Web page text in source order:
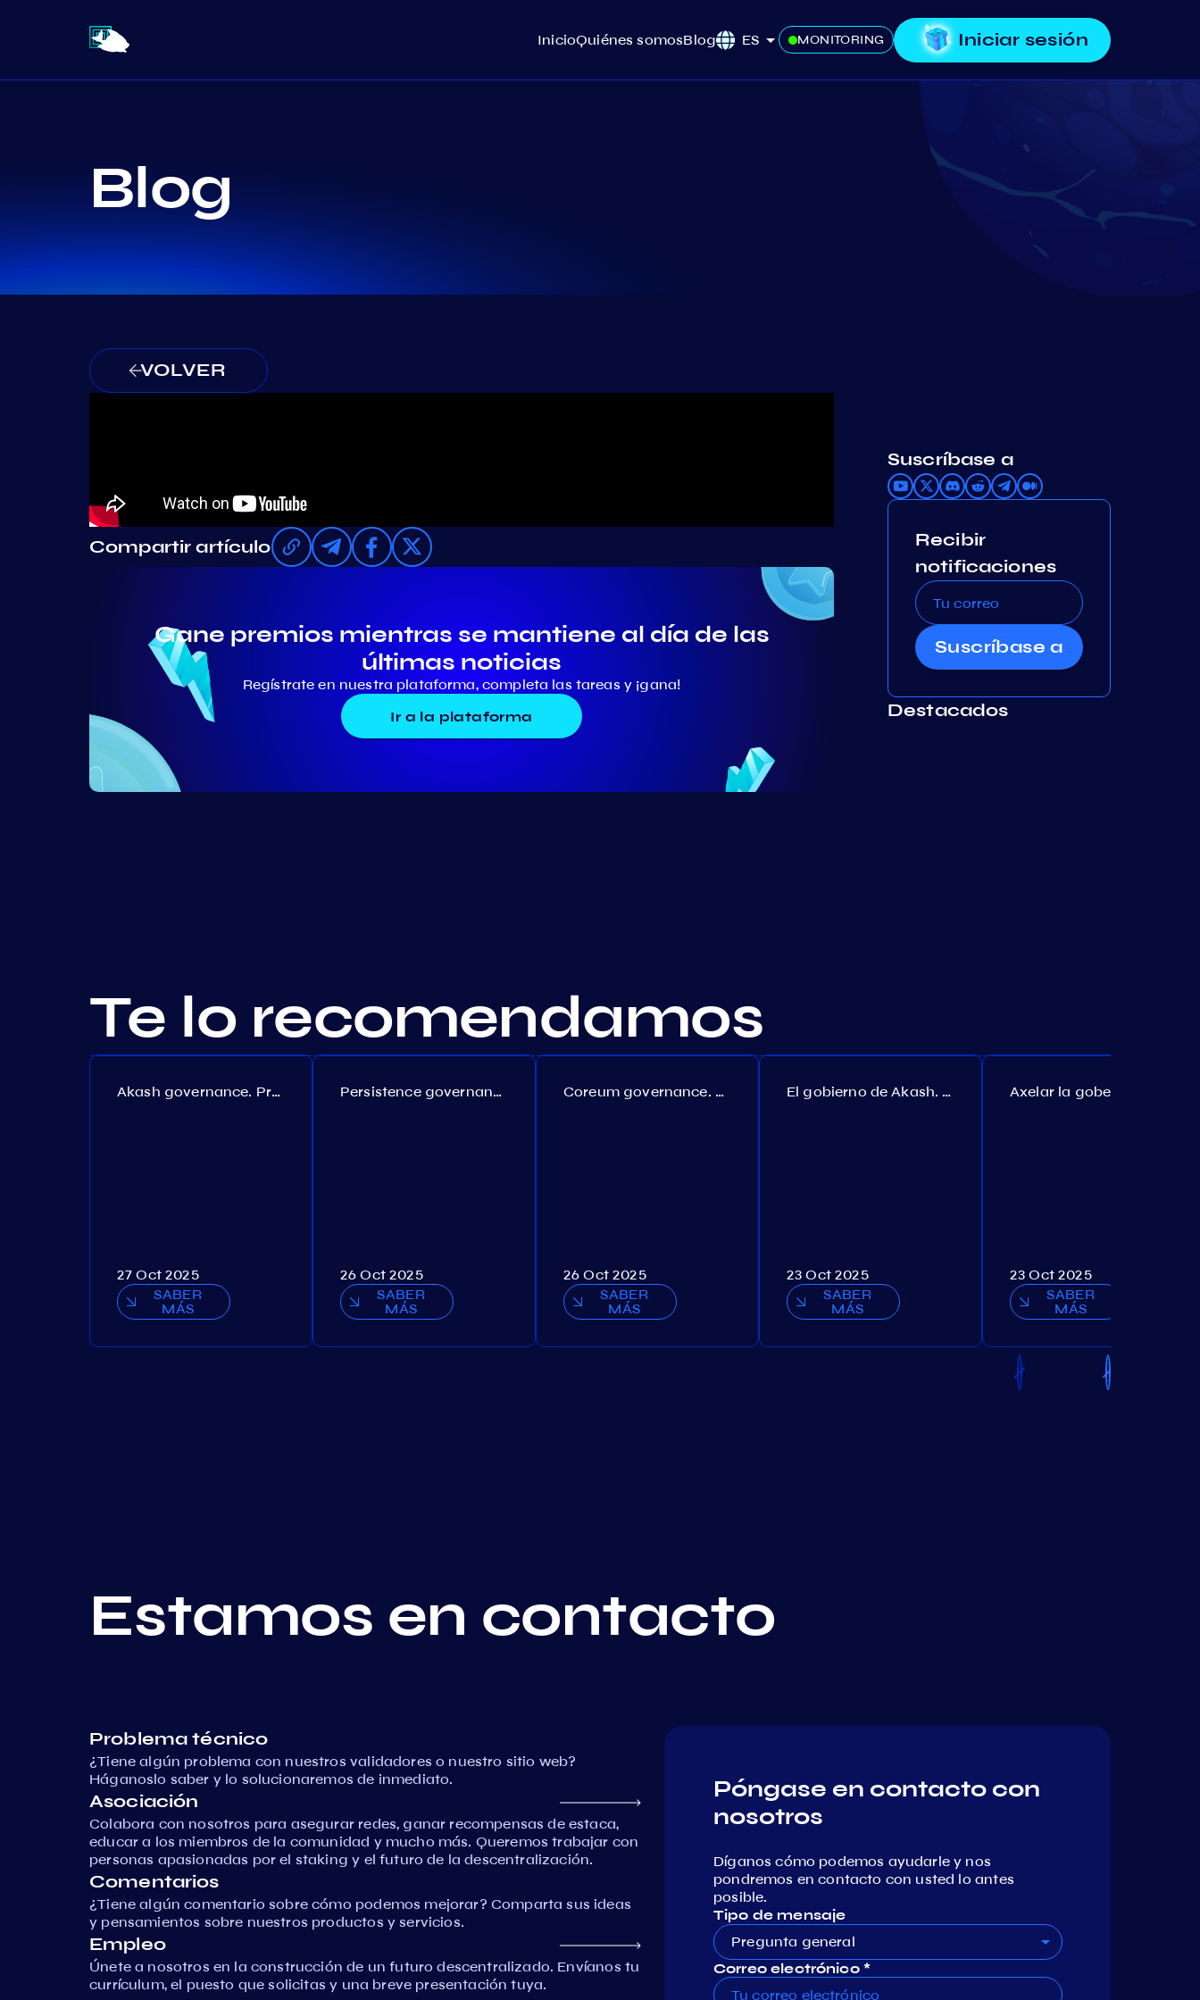
InicioQuiénes somosBlog ES MONITORING Iniciar sesión
Blog
VOLVER
Compartir artículo
Gane premios mientras se mantiene al día de las
últimas noticias
Regístrate en nuestra plataforma, completa las tareas y ¡gana!
Ir a la plataforma
Suscríbase a
Recibir
notificaciones
Suscríbase a
Destacados
Te lo recomendamos
Akash governance. Proposal №308
27 Oct 2025
SABER
MÁS
Persistence governance. Proposal №150
26 Oct 2025
SABER
MÁS
Coreum governance. Proposal №22
26 Oct 2025
SABER
MÁS
El gobierno de Akash. Propuesta №307
23 Oct 2025
SABER
MÁS
23 Oct 2025
SABER
MÁS
Estamos en contacto
Problema técnico
¿Tiene algún problema con nuestros validadores o nuestro sitio web?
Háganoslo saber y lo solucionaremos de inmediato.
Asociación
Colabora con nosotros para asegurar redes, ganar recompensas de estaca,
educar a los miembros de la comunidad y mucho más. Queremos trabajar con
personas apasionadas por el staking y el futuro de la descentralización.
Comentarios
¿Tiene algún comentario sobre cómo podemos mejorar? Comparta sus ideas
y pensamientos sobre nuestros productos y servicios.
Empleo
Únete a nosotros en la construcción de un futuro descentralizado. Envíanos tu
currículum, el puesto que solicitas y una breve presentación tuya.
Póngase en contacto con
nosotros
Díganos cómo podemos ayudarle y nos
pondremos en contacto con usted lo antes
posible.
Tipo de mensaje
Pregunta general
Correo electrónico *